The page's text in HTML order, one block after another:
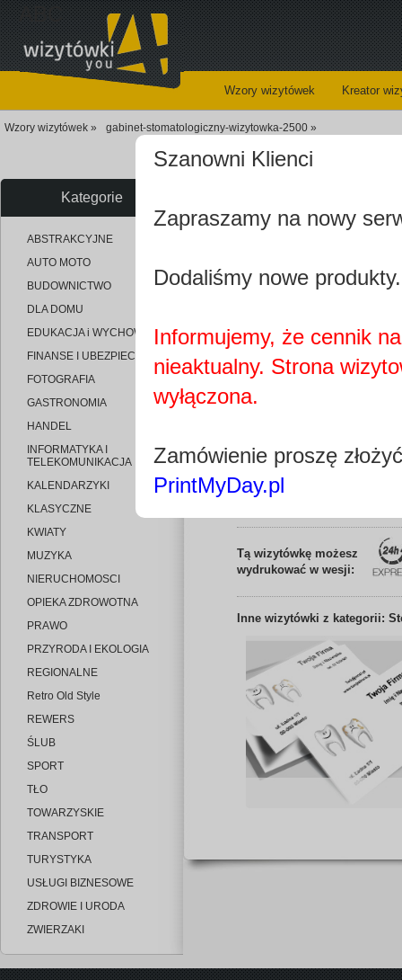
Wzory wizytówek Kreator
Wzory wizytówek » gabinet-stomatologiczny-wizytowka-2500 »
Kategorie
ABSTRAKCYJNE
AUTO MOTO
BUDOWNICTWO
DLA DOMU
EDUKACJA i WYCHOWANIE
FINANSE I UBEZPIECZENIA
FOTOGRAFIA
GASTRONOMIA
HANDEL
INFORMATYKA I
TELEKOMUNIKACJA
KALENDARZYKI
KLASYCZNE
KWIATY
MUZYKA
NIERUCHOMOSCI
OPIEKA ZDROWOTNA
PRAWO
PRZYRODA I EKOLOGIA
REGIONALNE
Retro Old Style
REWERS
ŚLUB
SPORT
TŁO
TOWARZYSKIE
TRANSPORT
TURYSTYKA
USŁUGI BIZNESOWE
ZDROWIE I URODA
ZWIERZAKI
ABC
Edytuj
Tą wizytówkę możesz
wydrukować w wesji:
Inne wizytówki z kategorii:
Szanowni Klienci
Zapraszamy na nowy
Dodaliśmy nowe
Informujemy, że cennik
nieaktualny. Strona
wyłączona.
Zamówienie proszę
PrintMyDay.pl